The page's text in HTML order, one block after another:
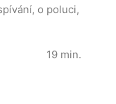
o poluci,
19 min.